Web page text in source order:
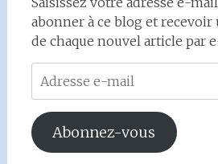
abonner à ce blog et
de chaque nouvel article par
Adresse
e-
mail
Abonnez-vous